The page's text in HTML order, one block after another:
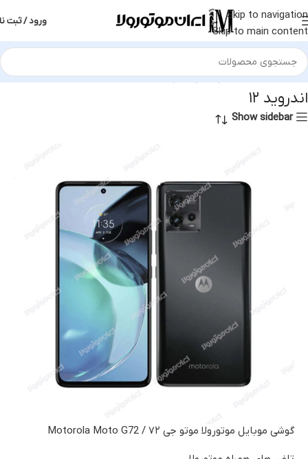
Skip to navigation
Skip to main content
ورود / ثبت
خانه محصول سیستم عامل اندروید ۱۲
اندروید ۱۲
Show sidebar
گوشی موبایل موتورولا موتو جی ۷۲ / Motorola Moto G72